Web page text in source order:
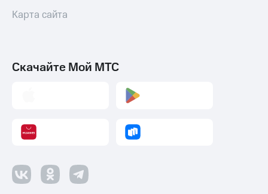
Карта сайта
Скачайте Мой МТС